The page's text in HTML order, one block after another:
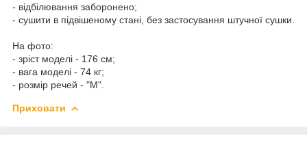
- відбілювання заборонено;
- сушити в підвішеному стані, без застосування штучної сушки.
На фото:
- зріст моделі - 176 см;
- вага моделі - 74 кг;
- розмір речей - "M".
Приховати